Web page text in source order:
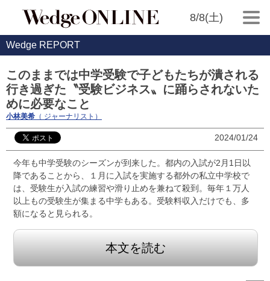
8/8(土)
Wedge REPORT
このままでは中学受験で子どもたちが潰される
行き過ぎた〝受験ビジネス〟に踊らされないた
めに必要なこと
小林美希 （ ジャーナリスト）
2024/01/24
今年も中学受験のシーズンが到来した。都内の入試が2月1日以
降であることから、１月に入試を実施する都外の私立中学校で
は、受験生が入試の練習や滑り止めを兼ねて殺到。毎年１万人
以上もの受験生が集まる中学もある。受験料収入だけでも、多
額になると見られる。
本文を読む